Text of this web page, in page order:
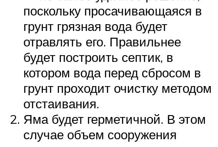
поскольку просачивающаяся в
грунт грязная вода будет
отравлять его. Правильнее
будет построить септик, в
котором вода перед сбросом в
грунт проходит очистку методом
отстаивания.
Яма будет герметичной. В этом
случае объем сооружения